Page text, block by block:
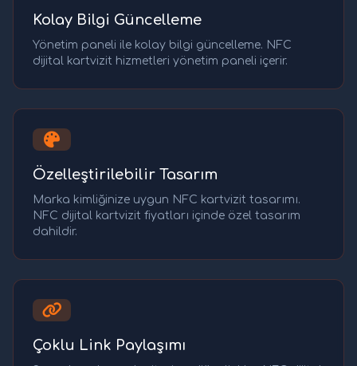
Kolay Bilgi Güncelleme
Yönetim paneli ile kolay bilgi güncelleme. NFC
dijital kartvizit hizmetleri yönetim paneli içerir.
Özelleştirilebilir Tasarım
Marka kimliğinize uygun NFC kartvizit tasarımı.
NFC dijital kartvizit fiyatları içinde özel tasarım
dahildir.
Çoklu Link Paylaşımı